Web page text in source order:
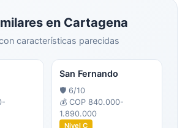
en Cartagena
características parecidas
San Fernando
🛡️ 6/10
💰 COP 840.000-
1.890.000
Nivel C